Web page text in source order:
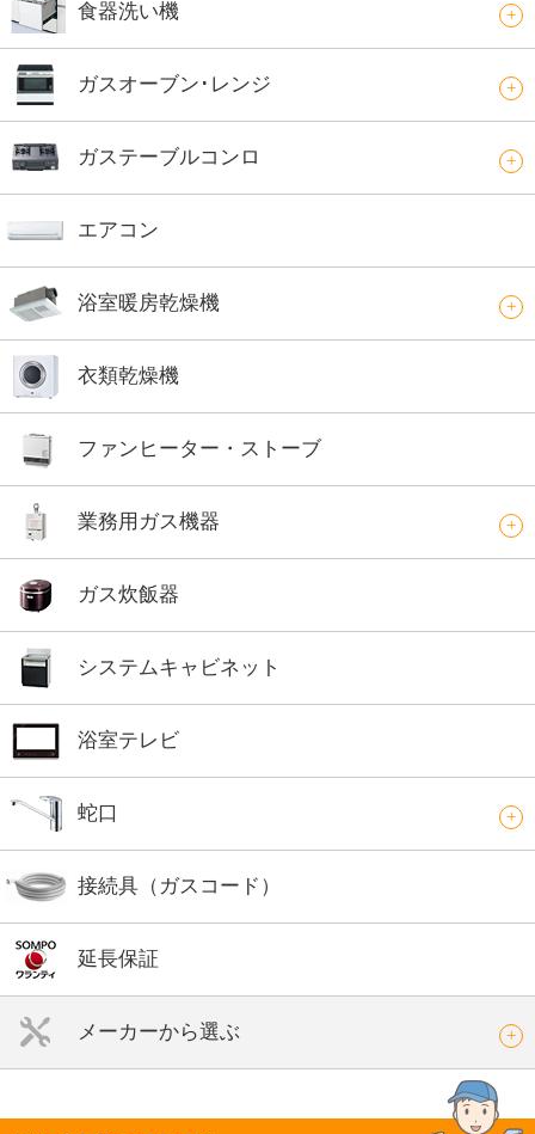
食器洗い機
ガスオーブン･レンジ
ガステーブルコンロ
エアコン
浴室暖房乾燥機
衣類乾燥機
ファンヒーター・ストーブ
業務用ガス機器
ガス炊飯器
システムキャビネット
浴室テレビ
蛇口
接続具（ガスコード）
延長保証
メーカーから選ぶ